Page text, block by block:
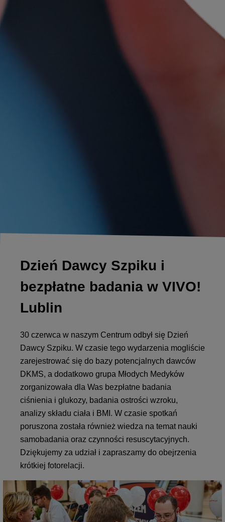
Dzień Dawcy Szpiku i
bezpłatne badania w VIVO!
Lublin
30 czerwca w naszym Centrum odbył się Dzień
Dawcy Szpiku. W czasie tego wydarzenia mogliście
zarejestrować się do bazy potencjalnych dawców
DKMS, a dodatkowo grupa Młodych Medyków
zorganizowała dla Was bezpłatne badania
ciśnienia i glukozy, badania ostrości wzroku,
analizy składu ciała i BMI. W czasie spotkań
poruszona została również wiedza na temat nauki
samobadania oraz czynności resuscytacyjnych.
Dziękujemy za udział i zapraszamy do obejrzenia
krótkiej fotorelacji.